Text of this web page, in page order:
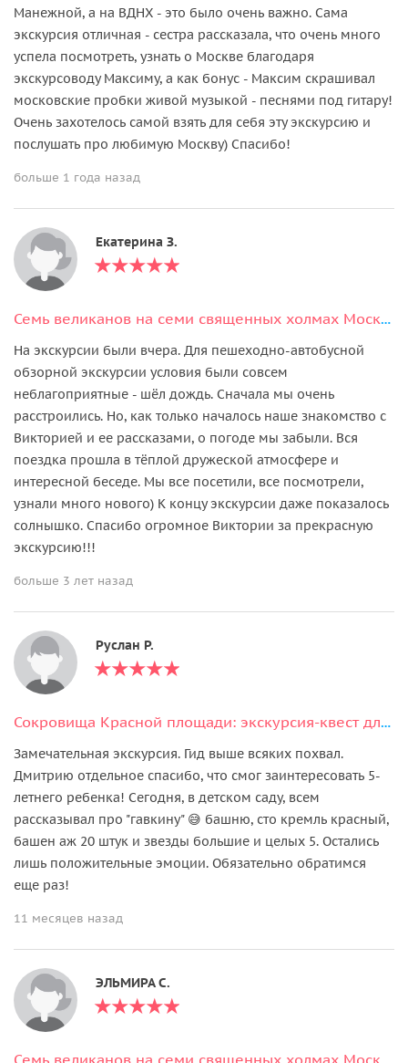
Манежной, а на ВДНХ - это было очень важно. Сама
экскурсия отличная - сестра рассказала, что очень много
успела посмотреть, узнать о Москве благодаря
экскурсоводу Максиму, а как бонус - Максим скрашивал
московские пробки живой музыкой - песнями под гитару!
Очень захотелось самой взять для себя эту экскурсию и
послушать про любимую Москву) Спасибо!
больше 1 года назад
Екатерина З.
Семь великанов на семи священных холмах Москвы
На экскурсии были вчера. Для пешеходно-автобусной
обзорной экскурсии условия были совсем
неблагоприятные - шёл дождь. Сначала мы очень
расстроились. Но, как только началось наше знакомство с
Викторией и ее рассказами, о погоде мы забыли. Вся
поездка прошла в тёплой дружеской атмосфере и
интересной беседе. Мы все посетили, все посмотрели,
узнали много нового) К концу экскурсии даже показалось
солнышко. Спасибо огромное Виктории за прекрасную
экскурсию!!!
больше 3 лет назад
Руслан Р.
Сокровища Красной площади: экскурсия-квест для детей
Замечательная экскурсия. Гид выше всяких похвал.
Дмитрию отдельное спасибо, что смог заинтересовать 5-
летнего ребенка! Сегодня, в детском саду, всем
рассказывал про "гавкину" 😅 башню, сто кремль красный,
башен аж 20 штук и звезды большие и целых 5. Остались
лишь положительные эмоции. Обязательно обратимся
еще раз!
11 месяцев назад
ЭЛЬМИРА С.